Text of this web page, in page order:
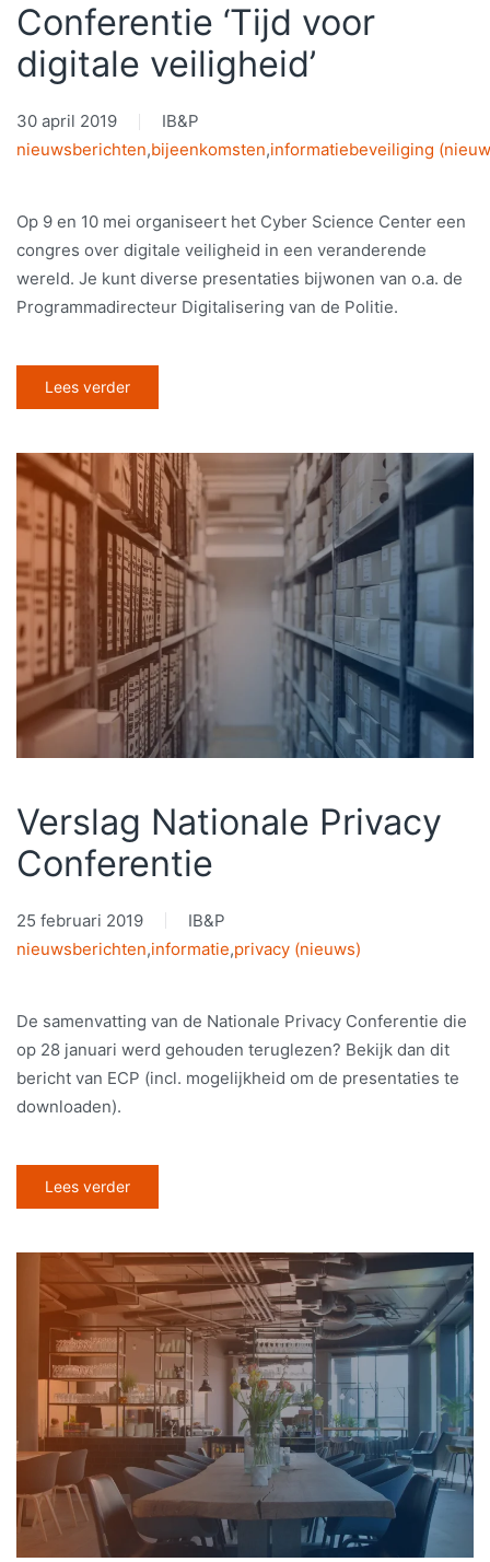
Conferentie ‘Tijd voor
digitale veiligheid’
30 april 2019
IB&P
nieuwsberichten,bijeenkomsten,informatiebeveiliging
Op 9 en 10 mei organiseert het Cyber Science Center een
congres over digitale veiligheid in een veranderende
wereld. Je kunt diverse presentaties bijwonen van o.a. de
Programmadirecteur Digitalisering van de Politie.
Lees verder
Verslag Nationale Privacy
Conferentie
25 februari 2019
IB&P
nieuwsberichten,informatie,privacy (nieuws)
De samenvatting van de Nationale Privacy Conferentie die
op 28 januari werd gehouden teruglezen? Bekijk dan dit
bericht van ECP (incl. mogelijkheid om de presentaties te
downloaden).
Lees verder